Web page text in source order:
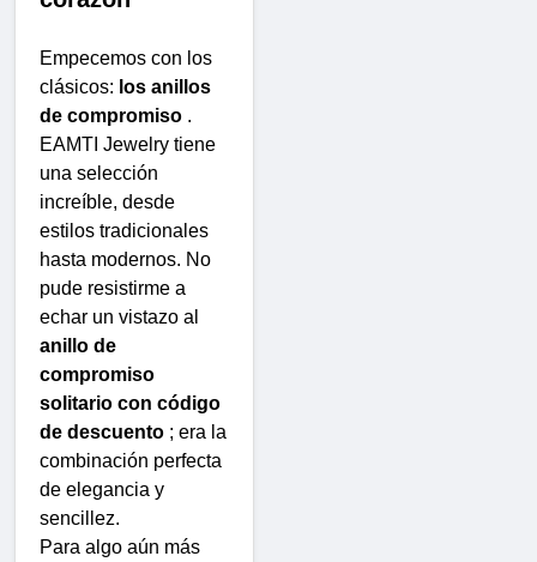
Empecemos con los
clásicos: los anillos
de compromiso .
EAMTI Jewelry tiene
una selección
increíble, desde
estilos tradicionales
hasta modernos. No
pude resistirme a
echar un vistazo al
anillo de
compromiso
solitario con código
de descuento ; era la
combinación perfecta
de elegancia y
sencillez.
Para algo aún más